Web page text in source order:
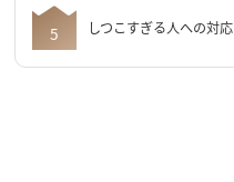
しつこすぎる人への対応